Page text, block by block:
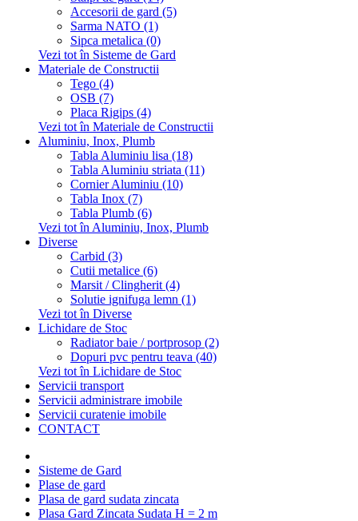
Accesorii de gard (5)
Sarma NATO (1)
Sipca metalica (0)
Vezi tot în Sisteme de Gard
Materiale de Constructii
Tego (4)
OSB (7)
Placa Rigips (4)
Vezi tot în Materiale de Constructii
Aluminiu, Inox, Plumb
Tabla Aluminiu lisa (18)
Tabla Aluminiu striata (11)
Cornier Aluminiu (10)
Tabla Inox (7)
Tabla Plumb (6)
Vezi tot în Aluminiu, Inox, Plumb
Diverse
Carbid (3)
Cutii metalice (6)
Marsit / Clingherit (4)
Solutie ignifuga lemn (1)
Vezi tot în Diverse
Lichidare de Stoc
Radiator baie / portprosop (2)
Dopuri pvc pentru teava (40)
Vezi tot în Lichidare de Stoc
Servicii transport
Servicii administrare imobile
Servicii curatenie imobile
CONTACT
Sisteme de Gard
Plase de gard
Plasa de gard sudata zincata
Plasa Gard Zincata Sudata H = 2 m